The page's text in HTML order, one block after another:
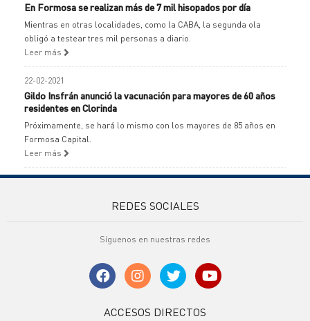
En Formosa se realizan más de 7 mil hisopados por día
Mientras en otras localidades, como la CABA, la segunda ola
obligó a testear tres mil personas a diario.
Leer más
22-02-2021
Gildo Insfrán anunció la vacunación para mayores de 60 años
residentes en Clorinda
Próximamente, se hará lo mismo con los mayores de 85 años en
Formosa Capital.
Leer más
REDES SOCIALES
Síguenos en nuestras redes
ACCESOS DIRECTOS